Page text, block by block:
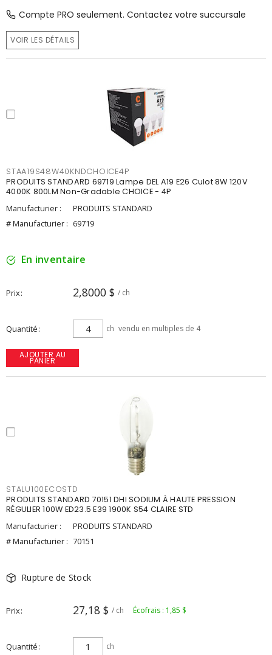
Compte PRO seulement. Contactez votre succursale
VOIR LES DÉTAILS
STAA19S48W40KNDCHOICE4P
PRODUITS STANDARD 69719 Lampe DEL A19 E26 Culot 8W 120V
4000K 800LM Non-Gradable CHOICE - 4P
Manufacturier :
PRODUITS STANDARD
# Manufacturier : 69719
En inventaire
Prix 2,8000 $ / ch
Quantité ch vendu en multiples de 4
AJOUTER AU
PANIER
STALU100ECOSTD
PRODUITS STANDARD 70151 DHI SODIUM À HAUTE PRESSION
RÉGULIER 100W ED23.5 E39 1900K S54 CLAIRE STD
Manufacturier :
PRODUITS STANDARD
# Manufacturier : 70151
Rupture de Stock
Prix 27,18 $ / ch Écofrais : 1,85 $
Quantité ch